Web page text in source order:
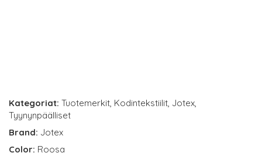
Kategoriat: Tuotemerkit, Kodintekstiilit, Jotex,
Tyynynpäälliset
Brand: Jotex
Color: Roosa